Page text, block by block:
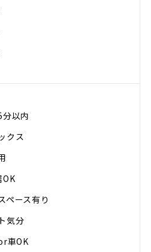
以内
クス
OK
ペース有り
気分
車OK